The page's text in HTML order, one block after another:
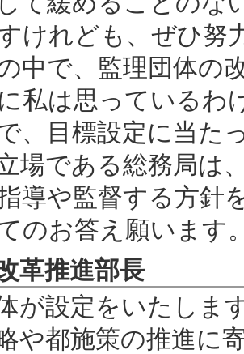
けれども、ぜひ努
中で、監理団体の
私は思っているわ
、目標設定に当た
場である総務局は
導や監督する方針
のお答え願います
革推進部長
が設定をいたしま
や都施策の推進に